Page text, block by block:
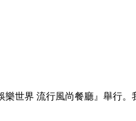
樂世界 流行風尚餐廳』舉行